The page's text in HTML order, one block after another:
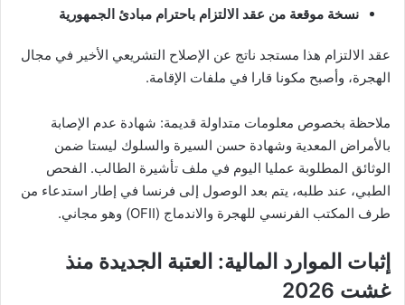
نسخة موقعة من عقد الالتزام باحترام مبادئ الجمهورية
عقد الالتزام هذا مستجد ناتج عن الإصلاح التشريعي الأخير في مجال
الهجرة، وأصبح مكونا قارا في ملفات الإقامة.
ملاحظة بخصوص معلومات متداولة قديمة: شهادة عدم الإصابة
بالأمراض المعدية وشهادة حسن السيرة والسلوك ليستا ضمن
الوثائق المطلوبة عمليا اليوم في ملف تأشيرة الطالب. الفحص
الطبي، عند طلبه، يتم بعد الوصول إلى فرنسا في إطار استدعاء من
طرف المكتب الفرنسي للهجرة والاندماج (OFII) وهو مجاني.
إثبات الموارد المالية: العتبة الجديدة منذ
غشت 2026